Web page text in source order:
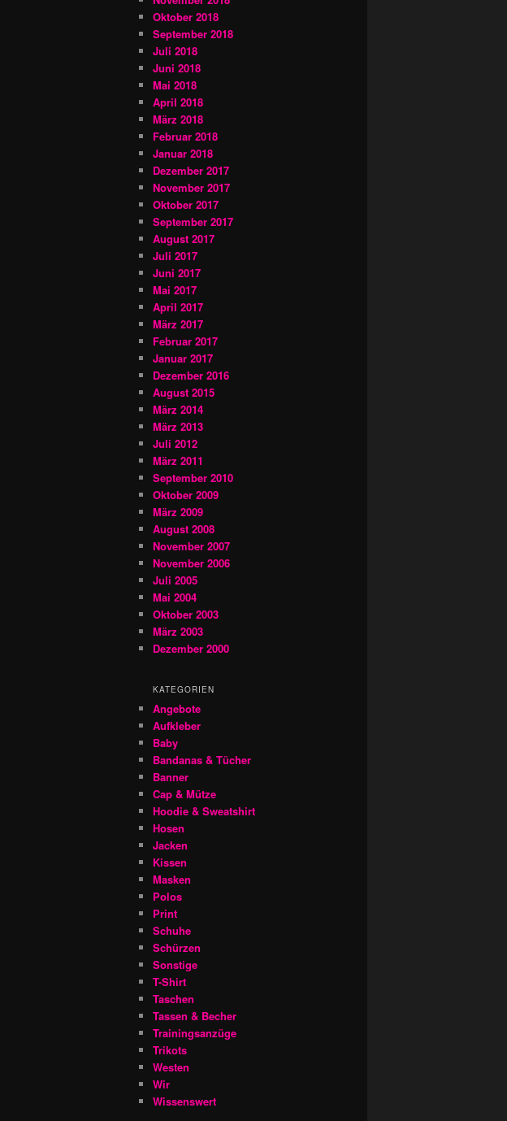
Oktober 2018
September 2018
Juli 2018
Juni 2018
Mai 2018
April 2018
März 2018
Februar 2018
Januar 2018
Dezember 2017
November 2017
Oktober 2017
September 2017
August 2017
Juli 2017
Juni 2017
Mai 2017
April 2017
März 2017
Februar 2017
Januar 2017
Dezember 2016
August 2015
März 2014
März 2013
Juli 2012
März 2011
September 2010
Oktober 2009
März 2009
August 2008
November 2007
November 2006
Juli 2005
Mai 2004
Oktober 2003
März 2003
Dezember 2000
KATEGORIEN
Angebote
Aufkleber
Baby
Bandanas & Tücher
Banner
Cap & Mütze
Hoodie & Sweatshirt
Hosen
Jacken
Kissen
Masken
Polos
Print
Schuhe
Schürzen
Sonstige
T-Shirt
Taschen
Tassen & Becher
Trainingsanzüge
Trikots
Westen
Wir
Wissenswert